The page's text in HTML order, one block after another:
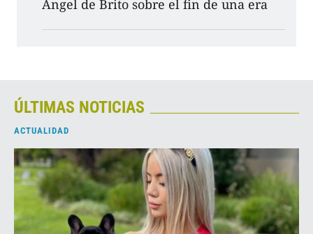
Ángel de Brito sobre el fin de una era
ÚLTIMAS NOTICIAS
ACTUALIDAD